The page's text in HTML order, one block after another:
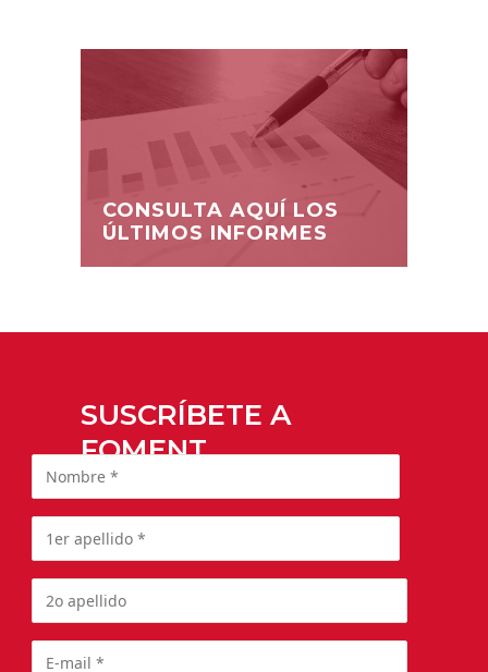
CONSULTA AQUÍ LOS
ÚLTIMOS INFORMES
SUSCRÍBETE A
FOMENT